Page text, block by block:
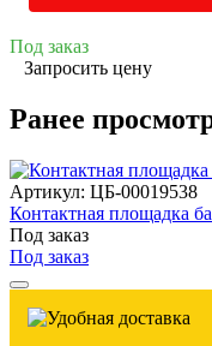
Под заказ
Запросить цену
Ранее
Артикул: ЦБ-00019538
Контактная площадка
Под заказ
Под заказ